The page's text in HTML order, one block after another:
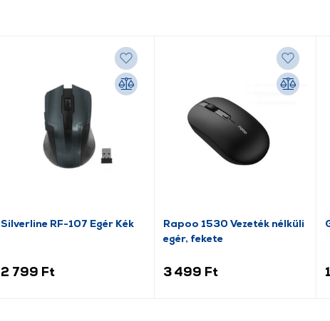
Silverline RF-107 Egér Kék
2 799 Ft
Rapoo 1530 Vezeték nélküli
egér, fekete
3 499 Ft